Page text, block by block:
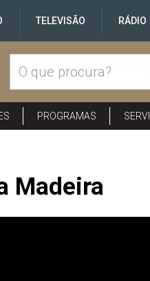
TELEVISÃO RÁDIO
PROGRAMAS
Madeira